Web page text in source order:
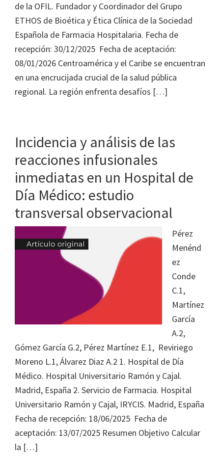
de la OFIL. Fundador y Coordinador del Grupo
ETHOS de Bioética y Ética Clínica de la Sociedad
Española de Farmacia Hospitalaria. Fecha de
recepción: 30/12/2025 Fecha de aceptación:
08/01/2026 Centroamérica y el Caribe se encuentran
en una encrucijada crucial de la salud pública
regional. La región enfrenta desafíos […]
Incidencia y análisis de las
reacciones infusionales
inmediatas en un Hospital de
Día Médico: estudio
transversal observacional
Pérez
Menénd
ez
Conde
C.1,
Martínez
García
A.2,
Gómez García G.2, Pérez Martínez E.1, Reviriego
Moreno L.1, Álvarez Diaz A.2 1. Hospital de Día
Médico. Hospital Universitario Ramón y Cajal.
Madrid, España 2. Servicio de Farmacia. Hospital
Universitario Ramón y Cajal, IRYCIS. Madrid, España
Fecha de recepción: 18/06/2025 Fecha de
aceptación: 13/07/2025 Resumen Objetivo Calcular
la […]